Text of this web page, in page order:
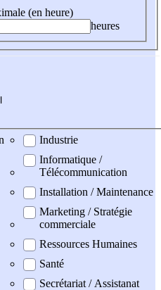
(en heure)
heures
Industrie
Informatique /
Télécommunication
Installation / Maintenance
Marketing / Stratégie
commerciale
Ressources Humaines
Santé
Secrétariat / Assistanat